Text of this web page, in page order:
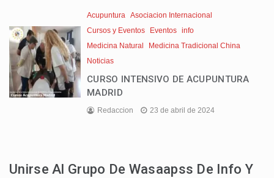
Acupuntura Asociacion Internacional
Cursos y Eventos
Eventos info
Medicina Natural
Medicina Tradicional China
Noticias
CURSO INTENSIVO DE ACUPUNTURA
MADRID
Redaccion 23 de abril de 2024
Unirse Al Grupo De Wasaapss De Info Y